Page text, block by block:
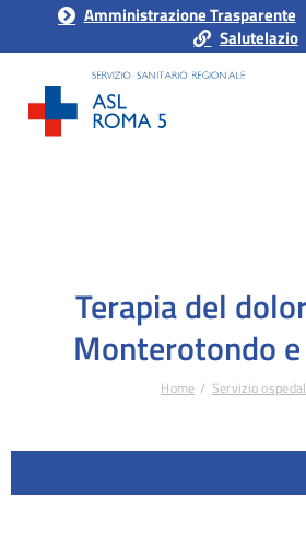
Amministrazione Trasparente
Salutelazio
Terapia del
Monterotondo e
Home Servizio